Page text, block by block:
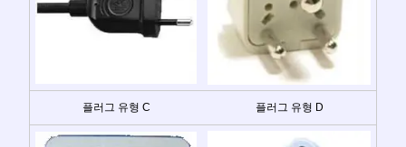
플러그 유형 C 플러그 유형 D